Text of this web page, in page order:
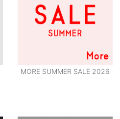
MORE SUMMER SALE 2026